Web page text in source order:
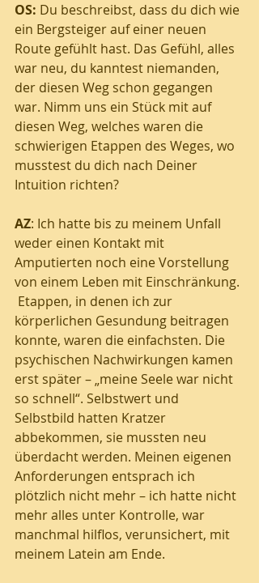
OS: Du beschreibst, dass du dich wie
ein Bergsteiger auf einer neuen
Route gefühlt hast. Das Gefühl, alles
war neu, du kanntest niemanden,
der diesen Weg schon gegangen
war. Nimm uns ein Stück mit auf
diesen Weg, welches waren die
schwierigen Etappen des Weges, wo
musstest du dich nach Deiner
Intuition richten?
AZ: Ich hatte bis zu meinem Unfall
weder einen Kontakt mit
Amputierten noch eine Vorstellung
von einem Leben mit Einschränkung.
Etappen, in denen ich zur
körperlichen Gesundung beitragen
konnte, waren die einfachsten. Die
psychischen Nachwirkungen kamen
erst später – „meine Seele war nicht
so schnell“. Selbstwert und
Selbstbild hatten Kratzer
abbekommen, sie mussten neu
überdacht werden. Meinen eigenen
Anforderungen entsprach ich
plötzlich nicht mehr – ich hatte nicht
mehr alles unter Kontrolle, war
manchmal hilflos, verunsichert, mit
meinem Latein am Ende.